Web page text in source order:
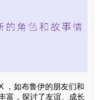
，如布鲁伊的朋友们和
富，探讨了友谊、成长